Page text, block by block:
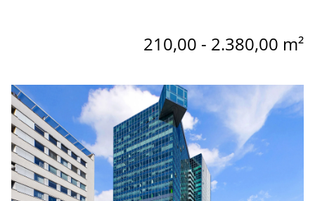
210,00 - 2.380,00 m²
Link zur Seite Büroflächen im Saturn Tower in 1220 Wien